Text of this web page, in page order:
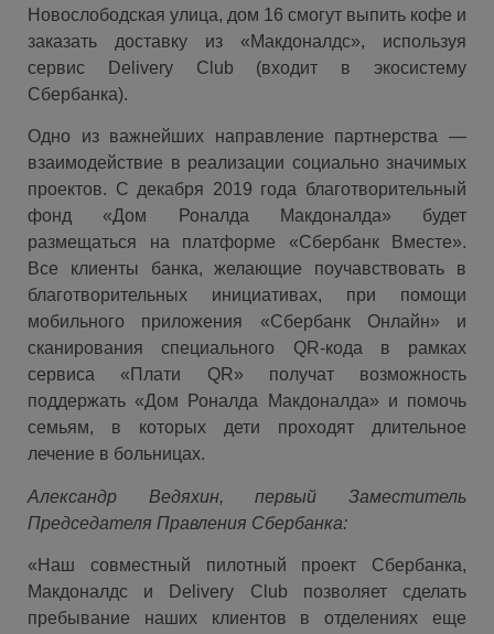
Новослободская улица, дом 16 смогут выпить кофе и
заказать доставку из «Макдоналдс», используя
сервис Delivery Club (входит в экосистему
Сбербанка).
Одно из важнейших направление партнерства —
взаимодействие в реализации социально значимых
проектов. С декабря 2019 года благотворительный
фонд «Дом Роналда Макдоналда» будет
размещаться на платформе «Сбербанк Вместе».
Все клиенты банка, желающие поучавствовать в
благотворительных инициативах, при помощи
мобильного приложения «Сбербанк Онлайн» и
сканирования специального QR-кода в рамках
сервиса «Плати QR» получат возможность
поддержать «Дом Роналда Макдоналда» и помочь
семьям, в которых дети проходят длительное
лечение в больницах.
Александр Ведяхин, первый Заместитель
Председателя Правления Сбербанка:
«Наш совместный пилотный проект Сбербанка,
Макдоналдс и Delivery Club позволяет сделать
пребывание наших клиентов в отделениях еще